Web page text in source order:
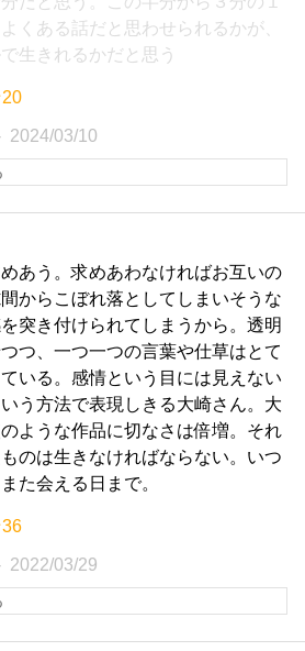
くある話だと思わせられるかが、
生きれるかだと思う
2024/03/10
あう。求めあわなければお互いの
からこぼれ落としてしまいそうな
突き付けられてしまうから。透明
つ、一つ一つの言葉や仕草はとて
いる。感情という目には見えない
う方法で表現しきる大崎さん。大
ような作品に切なさは倍増。それ
のは生きなければならない。いつ
た会える日まで。
2022/03/29